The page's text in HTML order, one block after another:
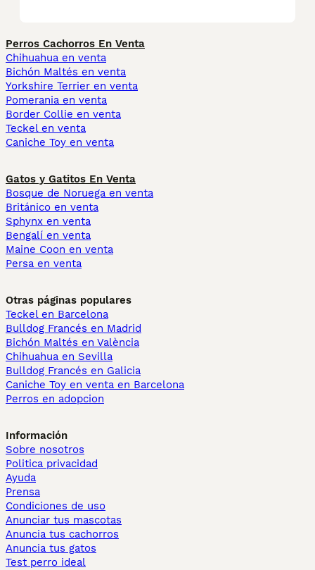
Perros Cachorros En Venta
Chihuahua en venta
Bichón Maltés en venta
Yorkshire Terrier en venta
Pomerania en venta
Border Collie en venta
Teckel en venta
Caniche Toy en venta
Gatos y Gatitos En Venta
Bosque de Noruega en venta
Británico en venta
Sphynx en venta
Bengalí en venta
Maine Coon en venta
Persa en venta
Otras páginas populares
Teckel en Barcelona
Bulldog Francés en Madrid
Bichón Maltés en València
Chihuahua en Sevilla
Bulldog Francés en Galicia
Caniche Toy en venta en Barcelona
Perros en adopcion
Información
Sobre nosotros
Politica privacidad
Ayuda
Prensa
Condiciones de uso
Anunciar tus mascotas
Anuncia tus cachorros
Anuncia tus gatos
Test perro ideal